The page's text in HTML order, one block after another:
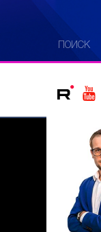
ПОИСК